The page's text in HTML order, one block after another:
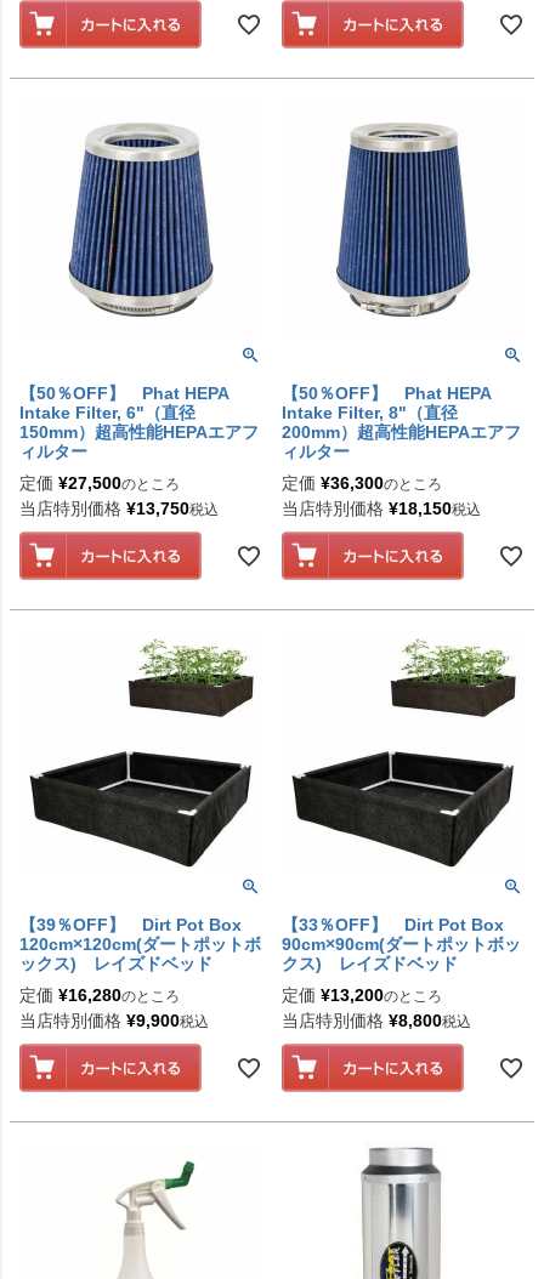
【50％OFF】 Phat HEPA
Intake Filter, 6"（直径
150mm）超高性能HEPAエアフ
ィルター
定価 ¥27,500のところ
当店特別価格 ¥13,750税込
【50％OFF】 Phat HEPA
Intake Filter, 8"（直径
200mm）超高性能HEPAエアフ
ィルター
定価 ¥36,300のところ
当店特別価格 ¥18,150税込
【39％OFF】 Dirt Pot Box
120cm×120cm(ダートポットボ
ックス) レイズドベッド
定価 ¥16,280のところ
当店特別価格 ¥9,900税込
【33％OFF】 Dirt Pot Box
90cm×90cm(ダートポットボッ
クス) レイズドベッド
定価 ¥13,200のところ
当店特別価格 ¥8,800税込